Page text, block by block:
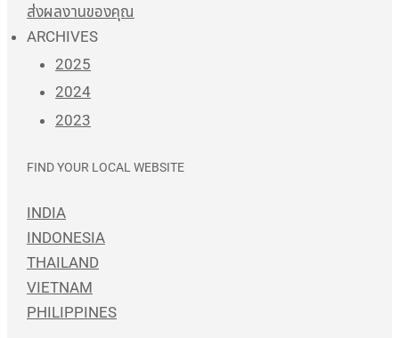
ส่งผลงานของคุณ
ARCHIVES
2025
2024
2023
FIND YOUR LOCAL WEBSITE
INDIA
INDONESIA
THAILAND
VIETNAM
PHILIPPINES